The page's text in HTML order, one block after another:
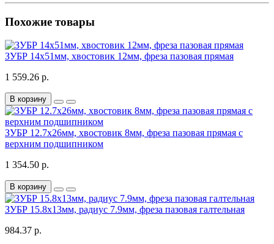
Похожие товары
ЗУБР 14x51мм, хвостовик 12мм, фреза пазовая прямая
1 559.26 р.
В корзину
ЗУБР 12.7x26мм, хвостовик 8мм, фреза пазовая прямая с
верхним подшипником
1 354.50 р.
В корзину
ЗУБР 15.8x13мм, радиус 7.9мм, фреза пазовая галтельная
984.37 р.